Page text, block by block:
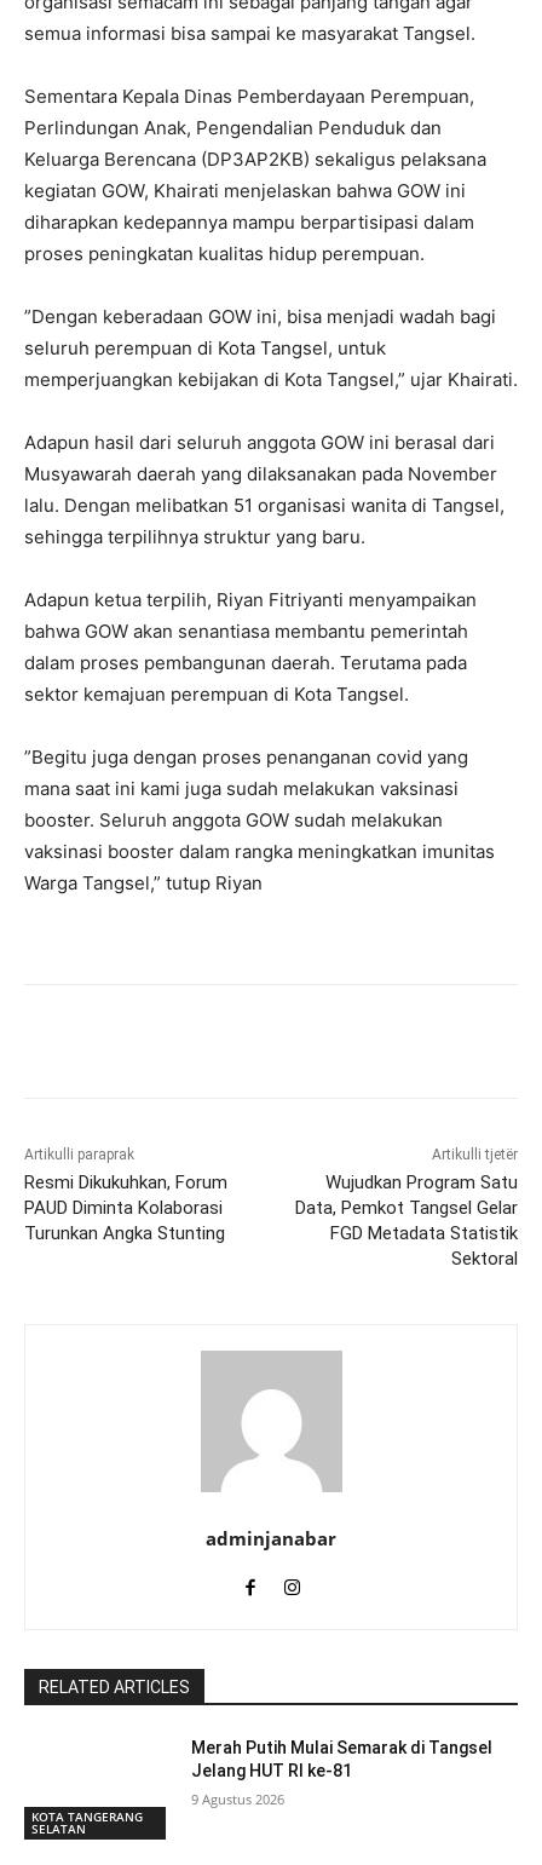
semua informasi bisa sampai ke masyarakat Tangsel.
Sementara Kepala Dinas Pemberdayaan Perempuan,
Perlindungan Anak, Pengendalian Penduduk dan
Keluarga Berencana (DP3AP2KB) sekaligus pelaksana
kegiatan GOW, Khairati menjelaskan bahwa GOW ini
diharapkan kedepannya mampu berpartisipasi dalam
proses peningkatan kualitas hidup perempuan.
”Dengan keberadaan GOW ini, bisa menjadi wadah bagi
seluruh perempuan di Kota Tangsel, untuk
memperjuangkan kebijakan di Kota Tangsel,” ujar Khairati.
Adapun hasil dari seluruh anggota GOW ini berasal dari
Musyawarah daerah yang dilaksanakan pada November
lalu. Dengan melibatkan 51 organisasi wanita di Tangsel,
sehingga terpilihnya struktur yang baru.
Adapun ketua terpilih, Riyan Fitriyanti menyampaikan
bahwa GOW akan senantiasa membantu pemerintah
dalam proses pembangunan daerah. Terutama pada
sektor kemajuan perempuan di Kota Tangsel.
”Begitu juga dengan proses penanganan covid yang
mana saat ini kami juga sudah melakukan vaksinasi
booster. Seluruh anggota GOW sudah melakukan
vaksinasi booster dalam rangka meningkatkan imunitas
Warga Tangsel,” tutup Riyan
Artikulli paraprak
Resmi Dikukuhkan, Forum
PAUD Diminta Kolaborasi
Turunkan Angka Stunting
Artikulli tjetër
Wujudkan Program Satu
Data, Pemkot Tangsel Gelar
FGD Metadata Statistik
Sektoral
adminjanabar
RELATED ARTICLES
KOTA TANGERANG
SELATAN
Merah Putih Mulai Semarak di Tangsel
Jelang HUT RI ke-81
9 Agustus 2026